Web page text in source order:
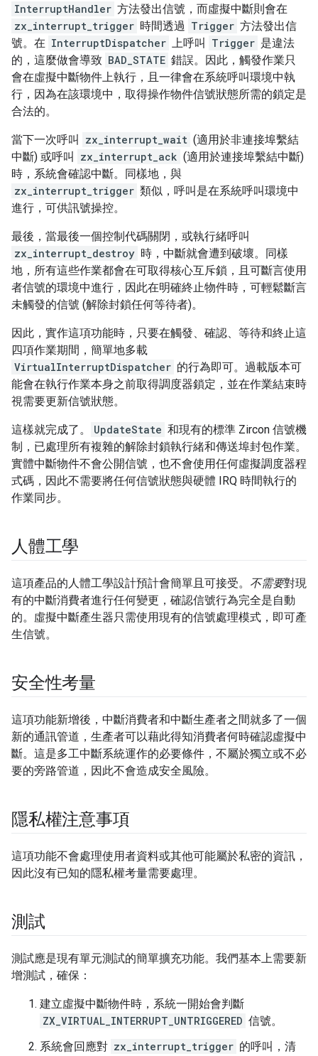
InterruptHandler 方法發出信號，而虛擬中斷則會在
zx_interrupt_trigger 時間透過 Trigger 方法發出信
號。在 InterruptDispatcher 上呼叫 Trigger 是違法
的，這麼做會導致 BAD_STATE 錯誤。因此，觸發作業只
會在虛擬中斷物件上執行，且一律會在系統呼叫環境中執
行，因為在該環境中，取得操作物件信號狀態所需的鎖定是
合法的。
當下一次呼叫 zx_interrupt_wait (適用於非連接埠繫結
中斷) 或呼叫
zx_interrupt_ack (適用於連接埠繫結中斷)
時，系統會確認中斷。同樣地，與
zx_interrupt_trigger 類似，呼叫是在系統呼叫環境中
進行，可供訊號操控。
最後，當最後一個控制代碼關閉，或執行緒呼叫
zx_interrupt_destroy 時，中斷就會遭到破壞。同樣
地，所有這些作業都會在可取得核心互斥鎖，且可斷言使用
者信號的環境中進行，因此在明確終止物件時，可輕鬆斷言
未觸發的信號 (解除封鎖任何等待者)。
因此，實作這項功能時，只要在觸發、確認、等待和終止這
四項作業期間，簡單地多載
VirtualInterruptDispatcher 的行為即可。過載版本可
能會在執行作業本身之前取得調度器鎖定，並在作業結束時
視需要更新信號狀態。
這樣就完成了。 UpdateState 和現有的標準 Zircon 信號機
制，已處理所有複雜的解除封鎖執行緒和傳送埠封包作業。
實體中斷物件不會公開信號，也不會使用任何虛擬調度器程
式碼，因此不需要將任何信號狀態與硬體 IRQ 時間執行的
作業同步。
人體工學
這項產品的人體工學設計預計會簡單且可接受。 不需要對現
有的中斷消費者進行任何變更，確認信號行為完全是自動
的。虛擬中斷產生器只需使用現有的信號處理模式，即可產
生信號。
安全性考量
這項功能新增後，中斷消費者和中斷生產者之間就多了一個
新的通訊管道，生產者可以藉此得知消費者何時確認虛擬中
斷。這是多工中斷系統運作的必要條件，不屬於獨立或不必
要的旁路管道，因此不會造成安全風險。
隱私權注意事項
這項功能不會處理使用者資料或其他可能屬於私密的資訊，
因此沒有已知的隱私權考量需要處理。
測試
測試應是現有單元測試的簡單擴充功能。我們基本上需要新
增測試，確保：
建立虛擬中斷物件時，系統一開始會判斷
ZX_VIRTUAL_INTERRUPT_UNTRIGGERED 信號。
系統會回應對 zx_interrupt_trigger 的呼叫，清